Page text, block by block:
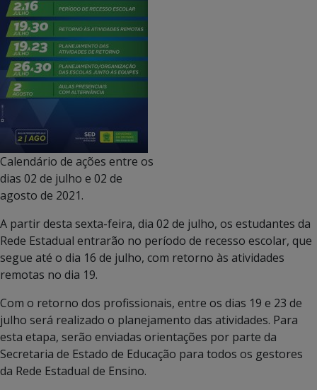
Calendário de ações entre os
dias 02 de julho e 02 de
agosto de 2021.
A partir desta sexta-feira, dia 02 de julho, os estudantes da
Rede Estadual entrarão no período de recesso escolar, que
segue até o dia 16 de julho, com retorno às atividades
remotas no dia 19.
Com o retorno dos profissionais, entre os dias 19 e 23 de
julho será realizado o planejamento das atividades. Para
esta etapa, serão enviadas orientações por parte da
Secretaria de Estado de Educação para todos os gestores
da Rede Estadual de Ensino.